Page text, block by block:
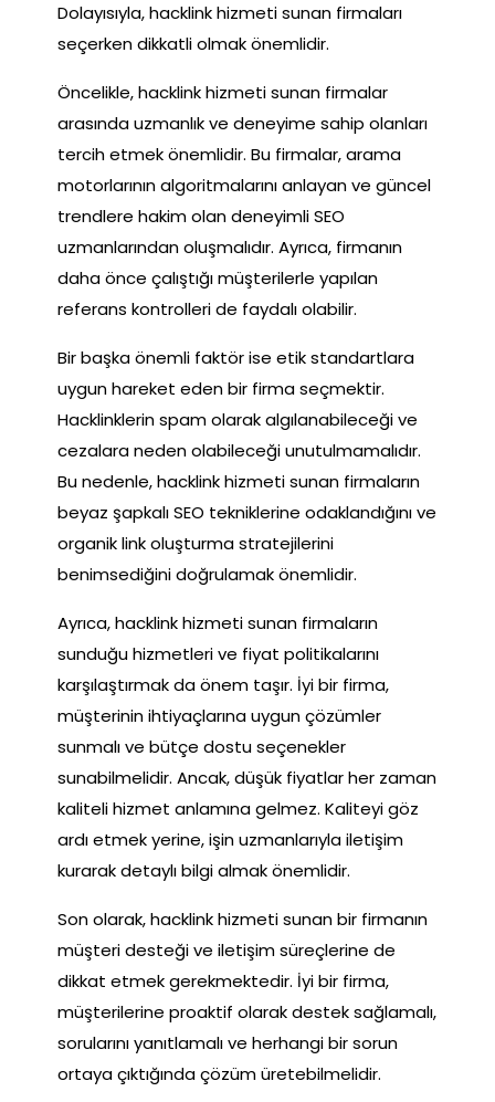
Dolayısıyla, hacklink hizmeti sunan firmaları
seçerken dikkatli olmak önemlidir.
Öncelikle, hacklink hizmeti sunan firmalar
arasında uzmanlık ve deneyime sahip olanları
tercih etmek önemlidir. Bu firmalar, arama
motorlarının algoritmalarını anlayan ve güncel
trendlere hakim olan deneyimli SEO
uzmanlarından oluşmalıdır. Ayrıca, firmanın
daha önce çalıştığı müşterilerle yapılan
referans kontrolleri de faydalı olabilir.
Bir başka önemli faktör ise etik standartlara
uygun hareket eden bir firma seçmektir.
Hacklinklerin spam olarak algılanabileceği ve
cezalara neden olabileceği unutulmamalıdır.
Bu nedenle, hacklink hizmeti sunan firmaların
beyaz şapkalı SEO tekniklerine odaklandığını ve
organik link oluşturma stratejilerini
benimsediğini doğrulamak önemlidir.
Ayrıca, hacklink hizmeti sunan firmaların
sunduğu hizmetleri ve fiyat politikalarını
karşılaştırmak da önem taşır. İyi bir firma,
müşterinin ihtiyaçlarına uygun çözümler
sunmalı ve bütçe dostu seçenekler
sunabilmelidir. Ancak, düşük fiyatlar her zaman
kaliteli hizmet anlamına gelmez. Kaliteyi göz
ardı etmek yerine, işin uzmanlarıyla iletişim
kurarak detaylı bilgi almak önemlidir.
Son olarak, hacklink hizmeti sunan bir firmanın
müşteri desteği ve iletişim süreçlerine de
dikkat etmek gerekmektedir. İyi bir firma,
müşterilerine proaktif olarak destek sağlamalı,
sorularını yanıtlamalı ve herhangi bir sorun
ortaya çıktığında çözüm üretebilmelidir.